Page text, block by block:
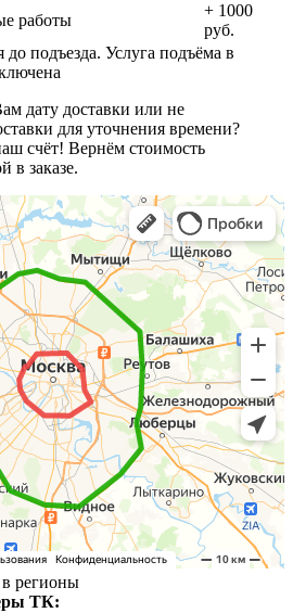
работы
+ 1000
руб.
до подъезда. Услуга подъёма в
дату доставки или не
для уточнения времени?
счёт! Вернём стоимость
в заказе.
регионы
ТК: